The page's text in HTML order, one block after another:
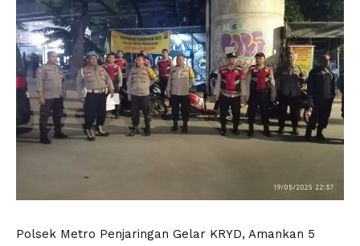
Polsek Metro Penjaringan Gelar KRYD, Amankan 5